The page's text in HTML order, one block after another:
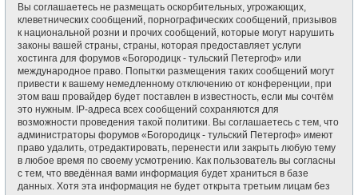
Вы соглашаетесь не размещать оскорбительных, угрожающих,
клеветнических сообщений, порнографических сообщений, призывов
к национальной розни и прочих сообщений, которые могут нарушить
законы вашей страны, страны, которая предоставляет услуги
хостинга для форумов «Богородицк - тульский Петергоф» или
международное право. Попытки размещения таких сообщений могут
привести к вашему немедленному отключению от конференции, при
этом ваш провайдер будет поставлен в известность, если мы сочтём
это нужным. IP-адреса всех сообщений сохраняются для
возможности проведения такой политики. Вы соглашаетесь с тем, что
администраторы форумов «Богородицк - тульский Петергоф» имеют
право удалить, отредактировать, перенести или закрыть любую тему
в любое время по своему усмотрению. Как пользователь вы согласны
с тем, что введённая вами информация будет храниться в базе
данных. Хотя эта информация не будет открыта третьим лицам без